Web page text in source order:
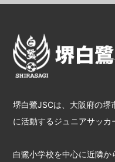
堺白鷺JSCは、大阪府の堺
に活動するジュニアサッカ
白鷺小学校を中心に近隣